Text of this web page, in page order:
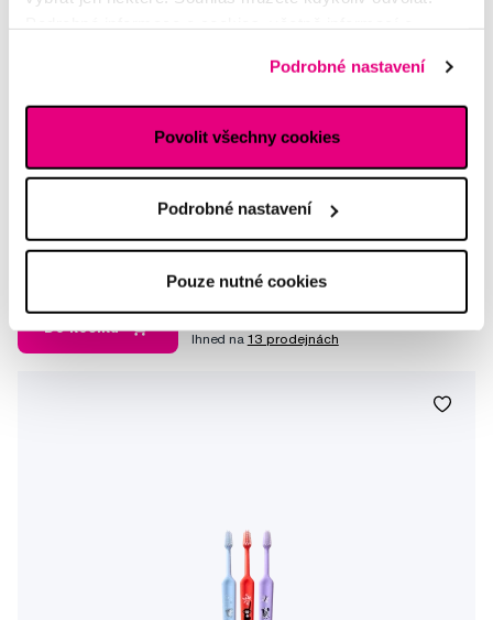
Podrobné nastavení
Povolit všechny cookies
Podrobné nastavení
Pouze nutné cookies
TePe Mini x-soft, zubní kartáček 0-6 let
Do košíku
Skladem > 5 ks
Ihned na 13 prodejnách